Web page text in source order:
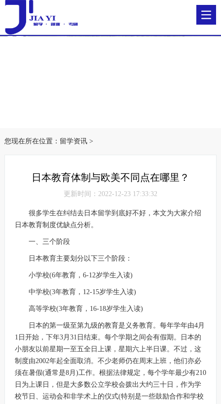
您现在所在位置： 留学资讯>
日本教育体制与欧美不同点在哪里？
更新时间：2022-12-23 17:33:32
很多学生在纠结去日本留学到底好不好，本文为大家介绍
日本教育制度优缺点分析。
一、三个阶段
日本教育主要划分以下三个阶段：
小学校(6年教育，6-12岁学生入读)
中学校(3年教育，12-15岁学生入读)
高等学校(3年教育，16-18岁学生入读)
日本的第一级至第九级的教育是义务教育。每年学年由4月
1日开始，下年3月31日结束。每个学期之间会有假期。日本的
小朋友以前星期一至五全日上课，星期六上半日课。不过，这
制度由2002年起全面取消。不少老师仍在周末上班，他们亦必
须在暑假(通常是8月)工作。根据法律规定，每个学年最少有210
日为上课日，但是大多数公立学校会拨出大约三十日，作为学
校节日、运动会和非学术上的仪式(特别是一些鼓励合作和学校